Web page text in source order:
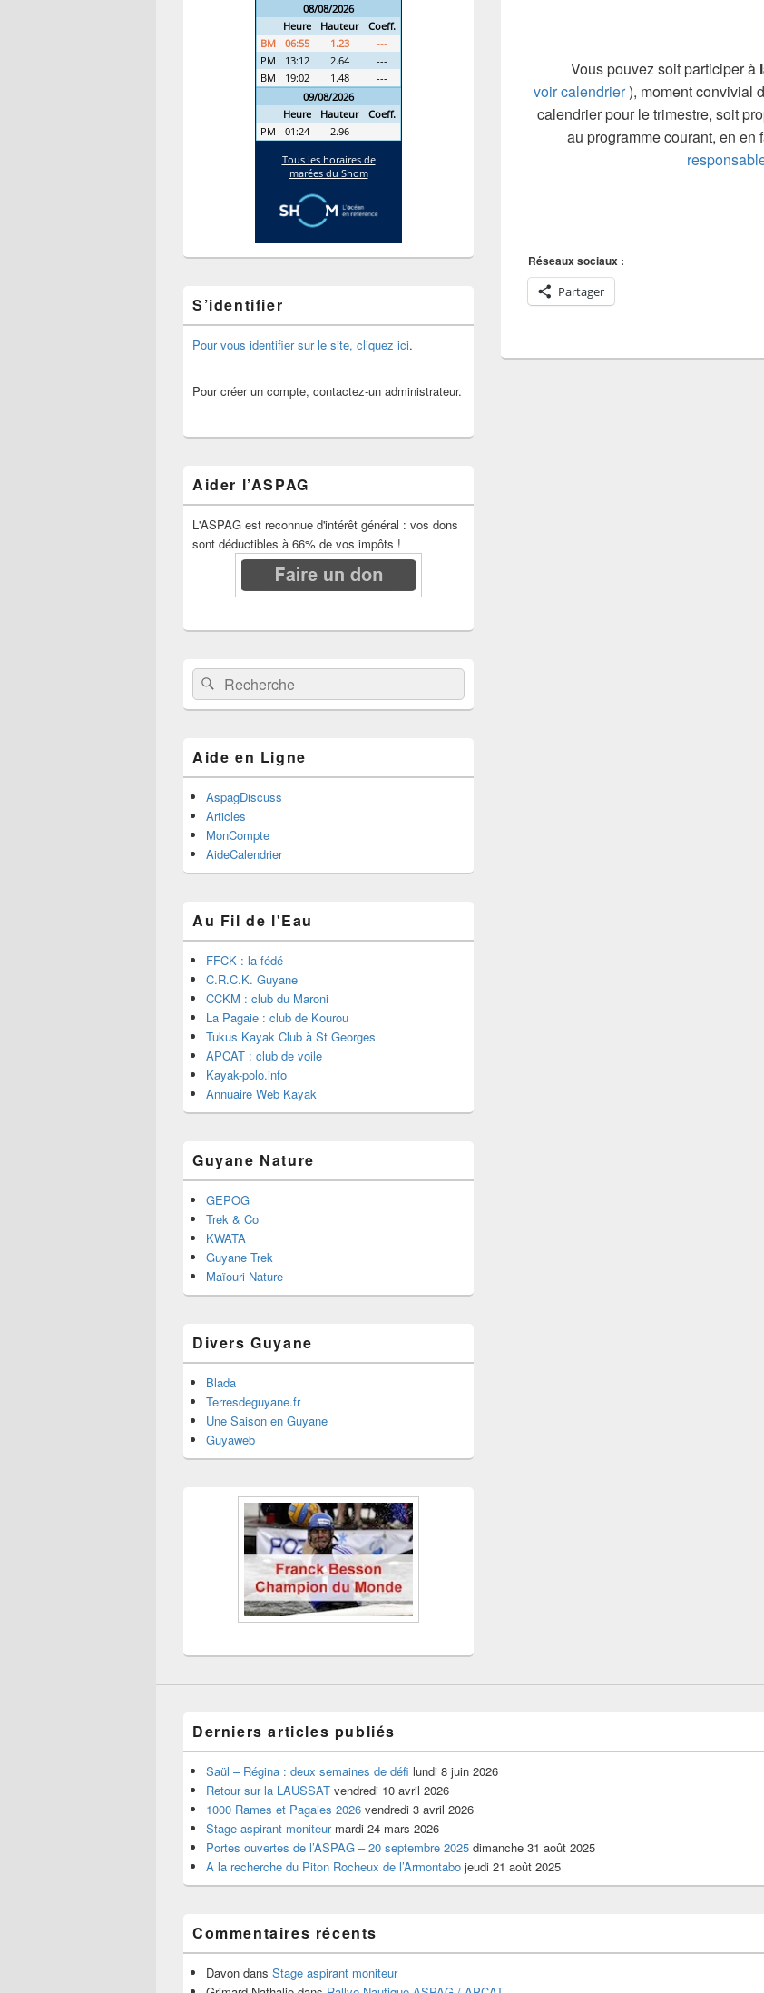
Vous pouvez soit participer à
voir calendrier), moment convivial
calendrier pour le trimestre, soit
au programme courant, en
Réseaux sociaux :
Partager
S’identifier
Pour vous identifier sur le site, cliquez ici.
Pour créer un compte, contactez-un administrateur.
Aider l’ASPAG
L'ASPAG est reconnue d'intérêt général : vos dons
sont déductibles à 66% de vos impôts !
Recherche :Rechercher
Aide en Ligne
AspagDiscuss
Articles
MonCompte
AideCalendrier
Au Fil de l'Eau
FFCK : la fédé
C.R.C.K. Guyane
CCKM : club du Maroni
La Pagaie : club de Kourou
Tukus Kayak Club à St Georges
APCAT : club de voile
Kayak-polo.info
Annuaire Web Kayak
Guyane Nature
GEPOG
Trek & Co
KWATA
Guyane Trek
Maïouri Nature
Divers Guyane
Blada
Terresdeguyane.fr
Une Saison en Guyane
Guyaweb
Derniers articles publiés
Saül – Régina : deux semaines de défi lundi 8 juin 2026
Retour sur la LAUSSAT vendredi 10 avril 2026
1000 Rames et Pagaies 2026 vendredi 3 avril 2026
Stage aspirant moniteur mardi 24 mars 2026
Portes ouvertes de l’ASPAG – 20 septembre 2025 dimanche 31 août 2025
A la recherche du Piton Rocheux de l’Armontabo jeudi 21 août 2025
Commentaires récents
Davon dans Stage aspirant moniteur